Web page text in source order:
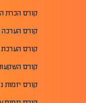
קורס הכרת
קורס הערכה
קורס הערכת
קורס
קורס יזמות